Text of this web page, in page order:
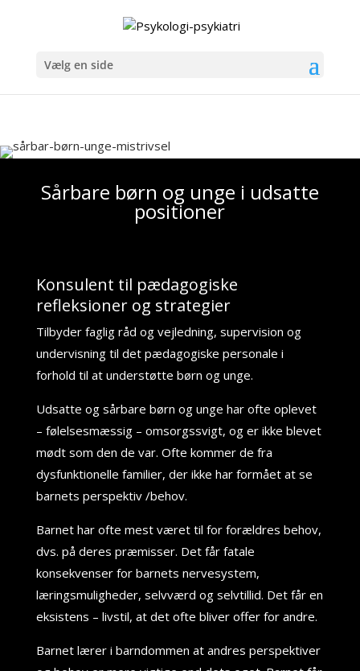
Vælg en side
Sårbare børn og unge i udsatte
positioner
Konsulent til pædagogiske
refleksioner og strategier
Tilbyder faglig råd og vejledning, supervision og
undervisning til det pædagogiske personale i
forhold til at understøtte børn og unge.
Udsatte og sårbare børn og unge har ofte oplevet
– følelsesmæssig – omsorgssvigt, og er ikke blevet
mødt som den de var. Ofte kommer de fra
dysfunktionelle familier, der ikke har formået at se
barnets perspektiv /behov.
Barnet har ofte mest været til for forældres behov,
dvs. på deres præmisser. Det får fatale
konsekvenser for barnets nervesystem,
læringsmuligheder, selvværd og selvtillid. Det får en
eksistens – livstil, at det ofte bliver offer for andre.
Barnet lærer i barndommen at andres perspektiver